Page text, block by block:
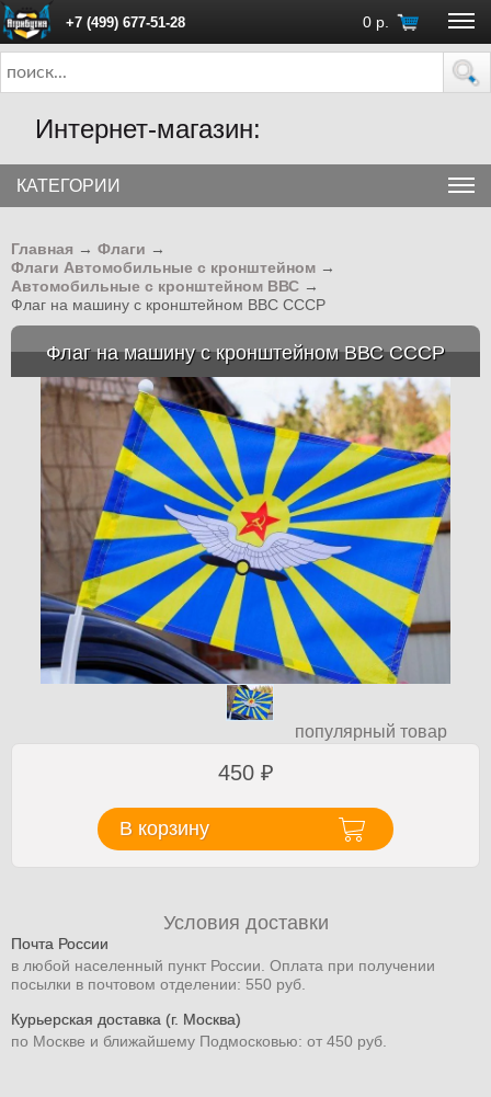
+7 (499) 677-51-28 0 р.
ПН - ПТ с 10:00 до 18:00 (Москва)
Интернет-магазин:
КАТЕГОРИИ
Главная → Флаги →
Флаги Автомобильные с кронштейном →
Автомобильные с кронштейном ВВС →
Флаг на машину с кронштейном ВВС СССР
Флаг на машину с кронштейном ВВС СССР
популярный товар
450 ₽
В корзину
Условия доставки
Почта России
в любой населенный пункт России. Оплата при получении
посылки в почтовом отделении: 550 руб.
Курьерская доставка (г. Москва)
по Москве и ближайшему Подмосковью: от 450 руб.